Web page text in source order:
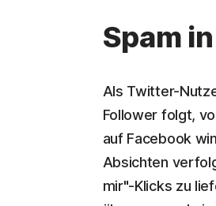
Spam
Als Twitter-
Follower folgt,
auf Facebook
Absichten
mir"-Klicks zu